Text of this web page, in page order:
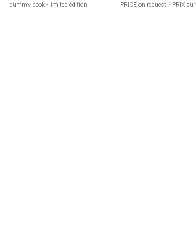
dummy book - limited édition
PRICE on request / PRIX sur